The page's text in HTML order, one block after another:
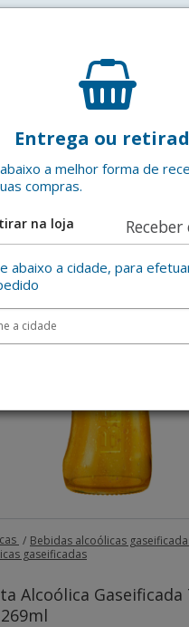
Entrega ou
a melhor forma de
compras.
na loja
abaixo a cidade, para
Bebidas alcoólicas
gaseificadas
Alcoólica